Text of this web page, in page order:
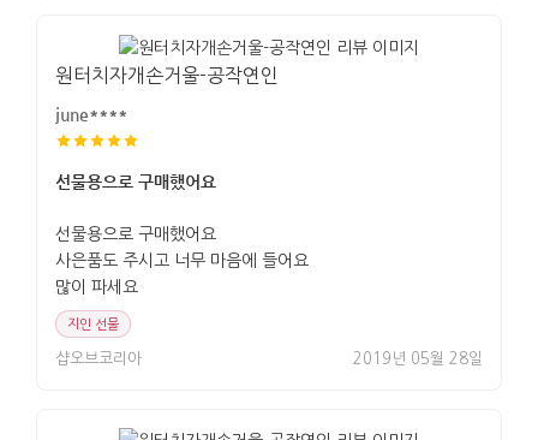
원터치자개손거울-공작연인
june****
선물용으로 구매했어요
선물용으로 구매했어요
사은품도 주시고 너무 마음에 들어요
많이 파세요
지인 선물
샵오브코리아 2019년 05월 28일